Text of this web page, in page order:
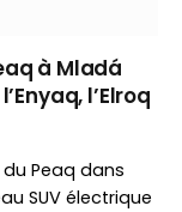
à Mladá
l’Elroq
Peaq dans
SUV électrique